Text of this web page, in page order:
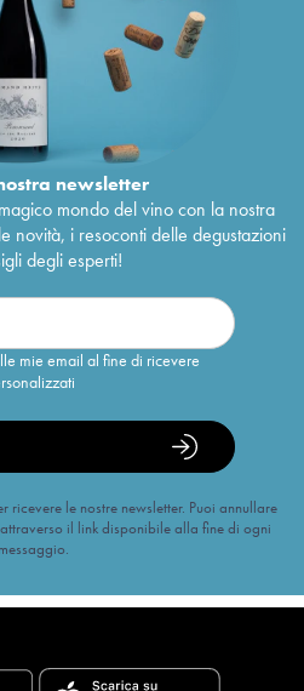
newsletter
mondo del vino con la nostra
novità, i resoconti delle degustazioni
degli esperti!
mie email al fine di ricevere
ricevere le nostre newsletter. Puoi annullare
il link disponibile alla fine di ogni
messaggio.